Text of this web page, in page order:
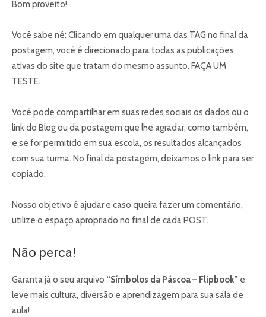
Bom proveito!
Você sabe né: Clicando em qualquer uma das TAG no final da
postagem, você é direcionado para todas as publicações
ativas do site que tratam do mesmo assunto. FAÇA UM
TESTE.
Você pode compartilhar em suas redes sociais os dados ou o
link do Blog ou da postagem que lhe agradar, como também,
e se for permitido em sua escola, os resultados alcançados
com sua turma. No final da postagem, deixamos o link para ser
copiado.
Nosso objetivo é ajudar e caso queira fazer um comentário,
utilize o espaço apropriado no final de cada POST.
Não perca!
Garanta já o seu arquivo “Símbolos da Páscoa – Flipbook” e
leve mais cultura, diversão e aprendizagem para sua sala de
aula!